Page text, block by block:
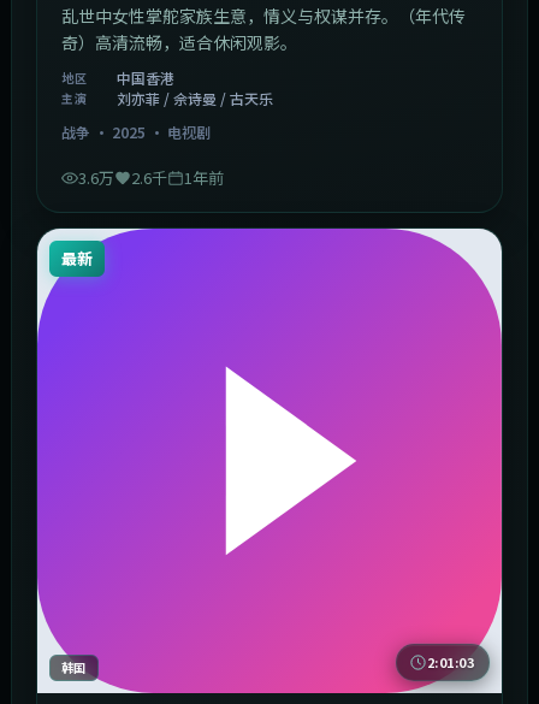
乱世中女性掌舵家族生意，情义与权谋并存。（年代传
奇）高清流畅，适合休闲观影。
地区 中国香港
主演
刘亦菲 / 佘诗曼 / 古天乐
战争 · 2025 · 电视剧
3.6万 2.6千 1年前
最新
韩国 2:01:03